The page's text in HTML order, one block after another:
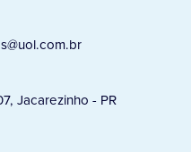
Jacarezinho - PR